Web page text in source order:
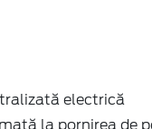
electrică
la pornirea de